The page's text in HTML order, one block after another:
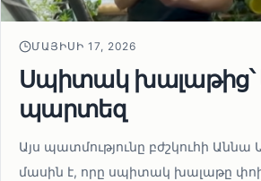
ՄԱՅԻՍԻ 17, 2026
Սպիտակ խալաթից՝
պարտեզ
Այս պատմությունը բժշկուհի Աննա
մասին է, որը սպիտակ խալաթը